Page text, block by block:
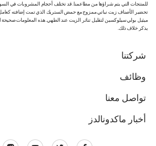
للمنتجات التي يتم شراؤها من مطاعمنا. قد تختلف أحجام المشروبات في
تحضير الأصناف زيت نباتي ممزوج مع حمض الستريك الذي تمت إضافته كعامل
يذكر خلاف ذلك.
شركتنا
وظائف
تواصل معنا
أخبار ماكدونالدز